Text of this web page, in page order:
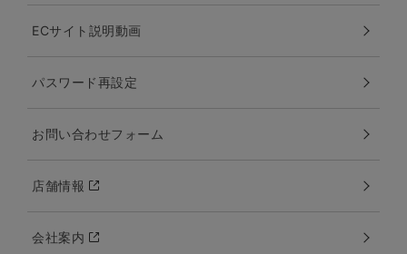
ECサイト説明動画
パスワード再設定
お問い合わせフォーム
店舗情報
会社案内